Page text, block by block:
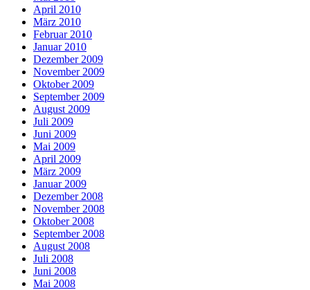
April 2010
März 2010
Februar 2010
Januar 2010
Dezember 2009
November 2009
Oktober 2009
September 2009
August 2009
Juli 2009
Juni 2009
Mai 2009
April 2009
März 2009
Januar 2009
Dezember 2008
November 2008
Oktober 2008
September 2008
August 2008
Juli 2008
Juni 2008
Mai 2008